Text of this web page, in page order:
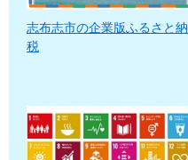
志布志市の企業版ふるさと納
税